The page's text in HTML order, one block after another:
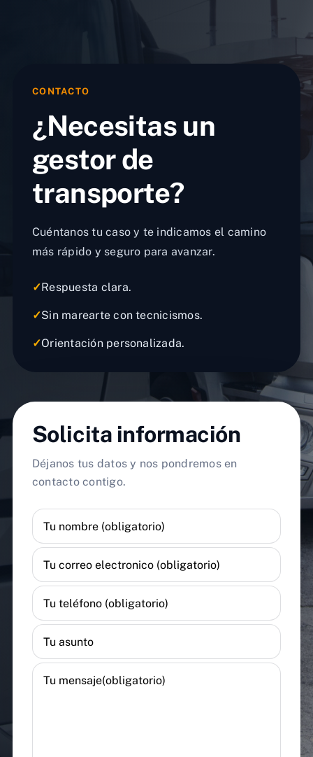
CONTACTO
¿Necesitas un
gestor de
transporte?
Cuéntanos tu caso y te indicamos el camino
más rápido y seguro para avanzar.
✓Respuesta clara.
✓Sin marearte con tecnicismos.
✓Orientación personalizada.
Solicita información
Déjanos tus datos y nos pondremos en
contacto contigo.